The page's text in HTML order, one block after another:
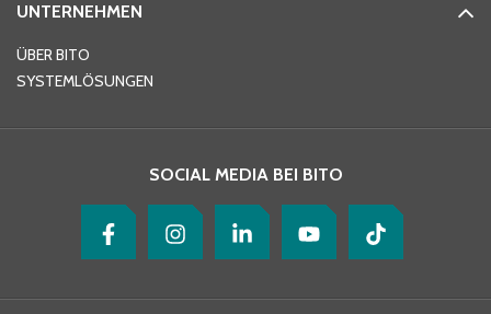
UNTERNEHMEN
ÜBER BITO
SYSTEMLÖSUNGEN
SOCIAL MEDIA BEI BITO